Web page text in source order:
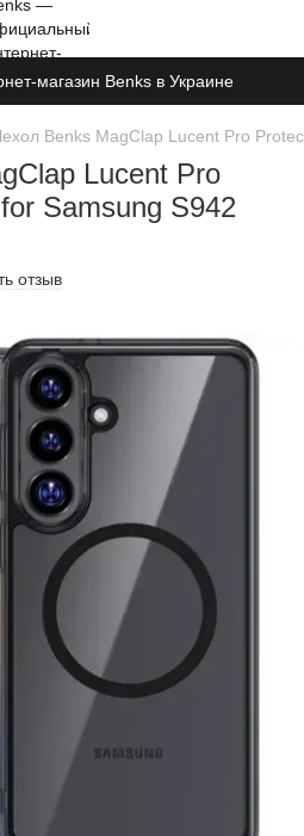
магазин Benks в Украине
Benks MagClap Lucent Pro
Lucent Pro
Samsung S942
отзыв